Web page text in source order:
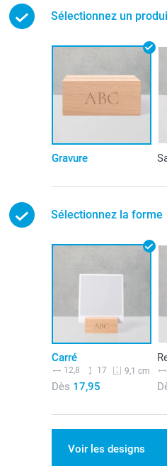
Sélectionnez un
Gravure
Sélectionnez la forme
Carré
12,8 17 9,1 cm
Dès 17,95
Voir les designs